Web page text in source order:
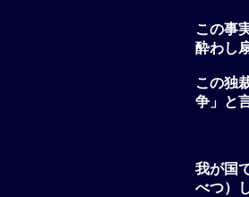
この事
酔わし
この独
争」と
我が国
べつ）